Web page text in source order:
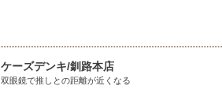
ケーズデンキ/釧路本店
双眼鏡で推しとの距離が近くなる